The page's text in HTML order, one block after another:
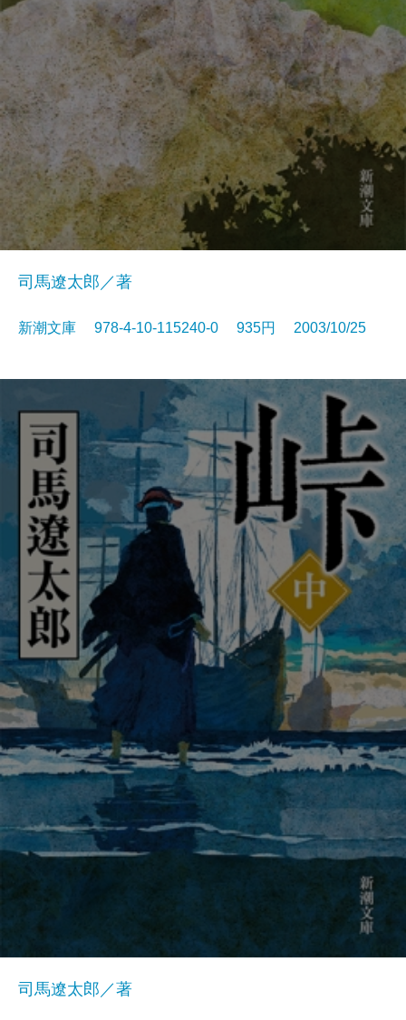
司馬遼太郎／著
新潮文庫 978-4-10-115240-0 935円 2003/10/25
司馬遼太郎／著